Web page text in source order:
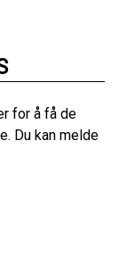
for å få de
Du kan melde